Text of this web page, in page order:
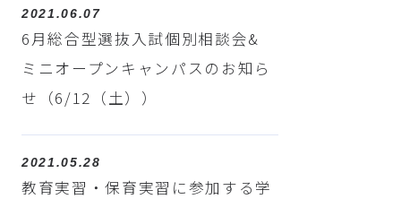
2021.06.07
6月総合型選抜入試個別相談会&
ミニオープンキャンパスのお知ら
せ（6/12（土））
2021.05.28
教育実習・保育実習に参加する学